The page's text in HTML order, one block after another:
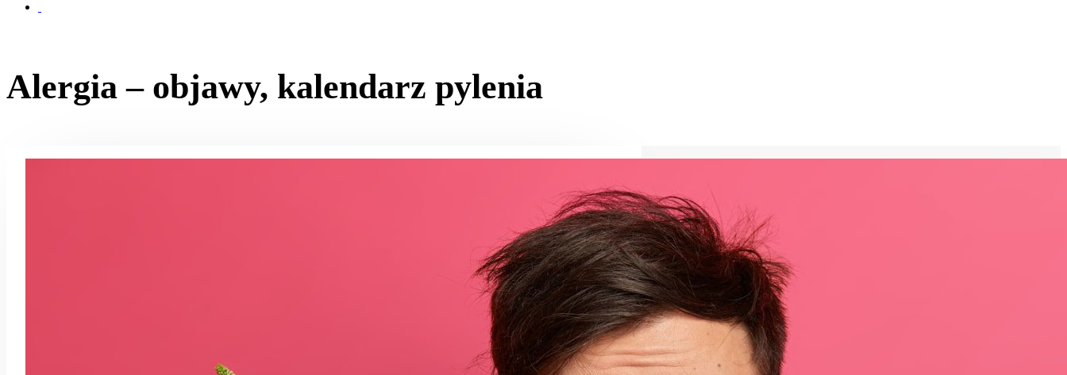
Alergia – objawy, kalendarz pylenia